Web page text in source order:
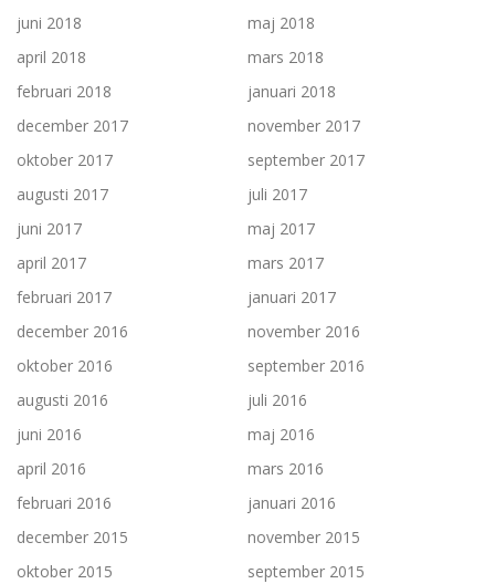
juni 2018
maj 2018
april 2018
mars 2018
februari 2018
januari 2018
december 2017
november 2017
oktober 2017
september 2017
augusti 2017
juli 2017
juni 2017
maj 2017
april 2017
mars 2017
februari 2017
januari 2017
december 2016
november 2016
oktober 2016
september 2016
augusti 2016
juli 2016
juni 2016
maj 2016
april 2016
mars 2016
februari 2016
januari 2016
december 2015
november 2015
oktober 2015
september 2015